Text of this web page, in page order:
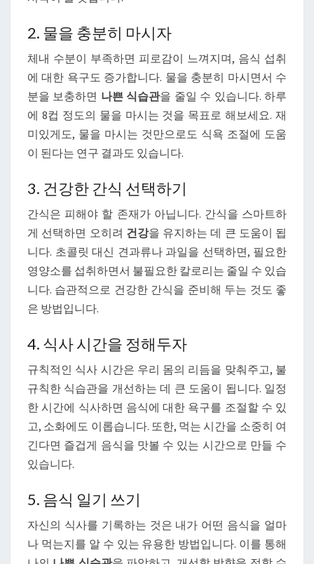
2. 물을 충분히 마시자
체내 수분이 부족하면 피로감이 느껴지며, 음식 섭취
에 대한 욕구도 증가합니다. 물을 충분히 마시면서 수
분을 보충하면 나쁜 식습관을 줄일 수 있습니다. 하루
에 8컵 정도의 물을 마시는 것을 목표로 해보세요. 재
미있게도, 물을 마시는 것만으로도 식욕 조절에 도움
이 된다는 연구 결과도 있습니다.
3. 건강한 간식 선택하기
간식은 피해야 할 존재가 아닙니다. 간식을 스마트하
게 선택하면 오히려 건강을 유지하는 데 큰 도움이 됩
니다. 초콜릿 대신 견과류나 과일을 선택하면, 필요한
영양소를 섭취하면서 불필요한 칼로리는 줄일 수 있습
니다. 습관적으로 건강한 간식을 준비해 두는 것도 좋
은 방법입니다.
4. 식사 시간을 정해두자
규칙적인 식사 시간은 우리 몸의 리듬을 맞춰주고, 불
규칙한 식습관을 개선하는 데 큰 도움이 됩니다. 일정
한 시간에 식사하면 음식에 대한 욕구를 조절할 수 있
고, 소화에도 이롭습니다. 또한, 먹는 시간을 소중히 여
긴다면 즐겁게 음식을 맛볼 수 있는 시간으로 만들 수
있습니다.
5. 음식 일기 쓰기
자신의 식사를 기록하는 것은 내가 어떤 음식을 얼마
나 먹는지를 알 수 있는 유용한 방법입니다. 이를 통해